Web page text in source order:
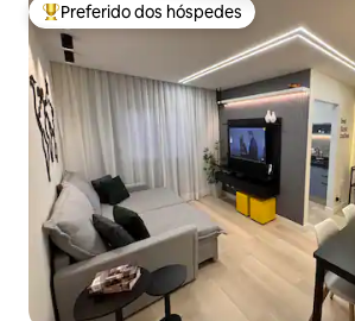
Entre os melhores preferidos dos
Preferido dos hóspedes